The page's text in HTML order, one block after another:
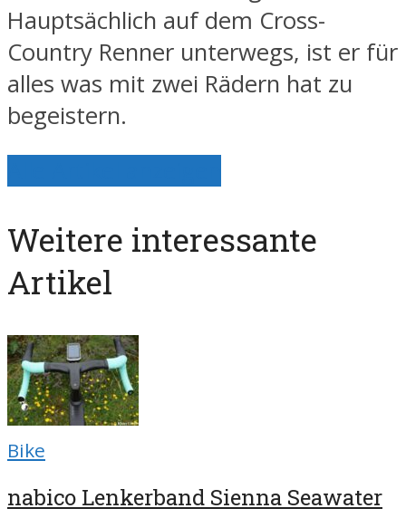
Hauptsächlich auf dem Cross-
Country Renner unterwegs, ist er für
alles was mit zwei Rädern hat zu
begeistern.
Weitere interessante
Artikel
Bike
nabico Lenkerband Sienna Seawater